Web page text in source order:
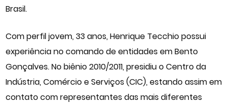
Brasil.
Com perfil jovem, 33 anos, Henrique Tecchio possui
experiência no comando de entidades em Bento
Gonçalves. No biênio 2010/2011, presidiu o Centro da
Indústria, Comércio e Serviços (CIC), estando assim em
contato com representantes das mais diferentes